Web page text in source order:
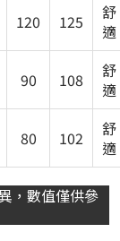
120 125
舒
適
90 108
舒
適
80 102
舒
適
，數值僅供參